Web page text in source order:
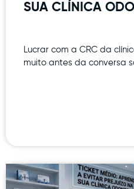
SUA CLÍNICA
Lucrar com a CRC da
muito antes da conversa